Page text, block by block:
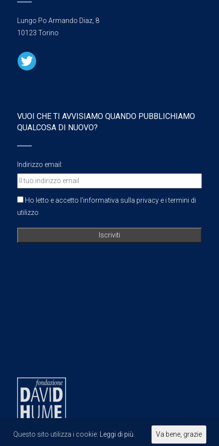
Lungo Po Armando Diaz, 8
10123 Torino
VUOI CHE TI AVVISIAMO QUANDO PUBBLICHIAMO
QUALCOSA DI NUOVO?
Indirizzo email:
Ho letto e accetto l'informativa sulla privacy e i termini di
utilizzo
Questo sito utilizza i cookie: Leggi di più. Va bene, grazie